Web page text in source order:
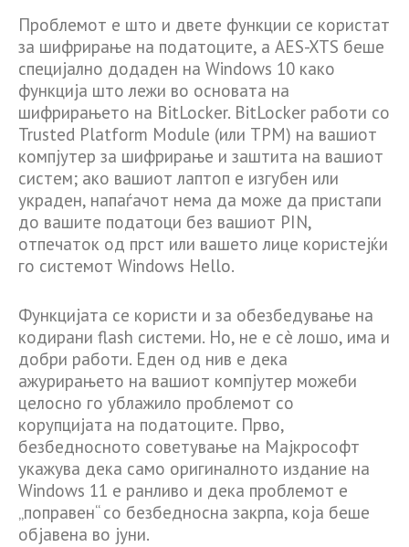
Проблемот е што и двете функции се користат
за шифрирање на податоците, а AES-XTS беше
специјално додаден на Windows 10 како
функција што лежи во основата на
шифрирањето на BitLocker. BitLocker работи со
Trusted Platform Module (или TPM) на вашиот
компјутер за шифрирање и заштита на вашиот
систем; ако вашиот лаптоп е изгубен или
украден, напаѓачот нема да може да пристапи
до вашите податоци без вашиот PIN,
отпечаток од прст или вашето лице користејќи
го системот Windows Hello.
Функцијата се користи и за обезбедување на
кодирани flash системи. Но, не е сè лошо, има и
добри работи. Еден од нив е дека
ажурирањето на вашиот компјутер можеби
целосно го ублажило проблемот со
корупцијата на податоците. Прво,
безбедносното советување на Мајкрософт
укажува дека само оригиналното издание на
Windows 11 е ранливо и дека проблемот е
„поправен“ со безбедносна закрпа, која беше
објавена во јуни.